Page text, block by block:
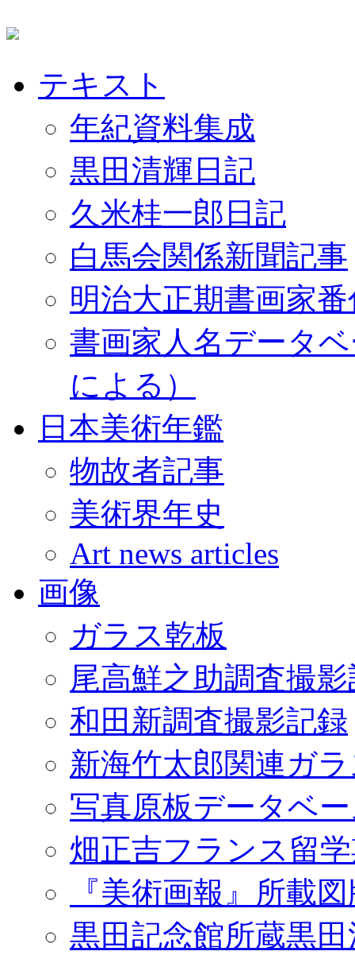
テキスト
年紀資料集成
黒田清輝日記
久米桂一郎日記
白馬会関係新聞記事
明治大正期書画家
書画家人名データ
による）
日本美術年鑑
物故者記事
美術界年史
Art news articles
画像
ガラス乾板
尾高鮮之助調査撮
和田新調査撮影記録
新海竹太郎関連ガ
写真原板データベ
畑正吉フランス留
『美術画報』所載
黒田記念館所蔵黒